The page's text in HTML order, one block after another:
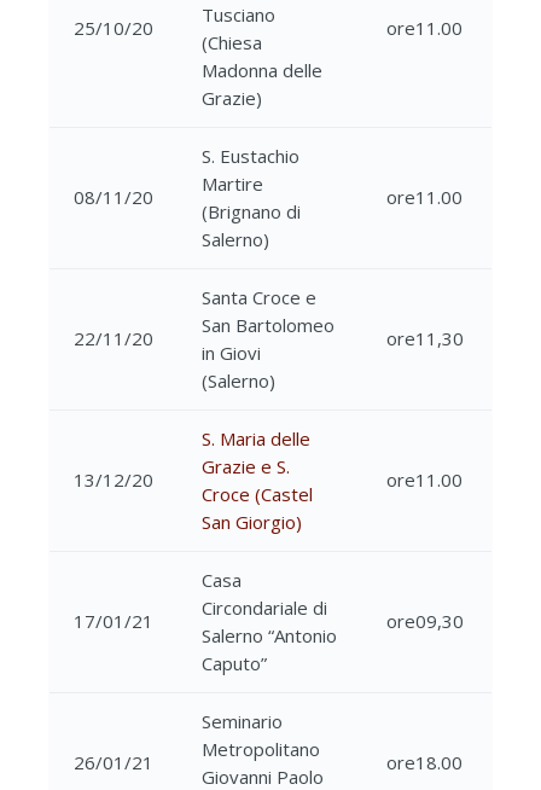
25/10/20
Tusciano
(Chiesa
Madonna delle
Grazie)
ore11.00
08/11/20
S. Eustachio
Martire
(Brignano di
Salerno)
ore11.00
22/11/20
Santa Croce e
San Bartolomeo
in Giovi
(Salerno)
ore11,30
13/12/20
S. Maria delle
Grazie e S.
Croce (Castel
San Giorgio)
ore11.00
17/01/21
Casa
Circondariale di
Salerno “Antonio
Caputo”
ore09,30
26/01/21
Seminario
Metropolitano
Giovanni Paolo
ore18.00